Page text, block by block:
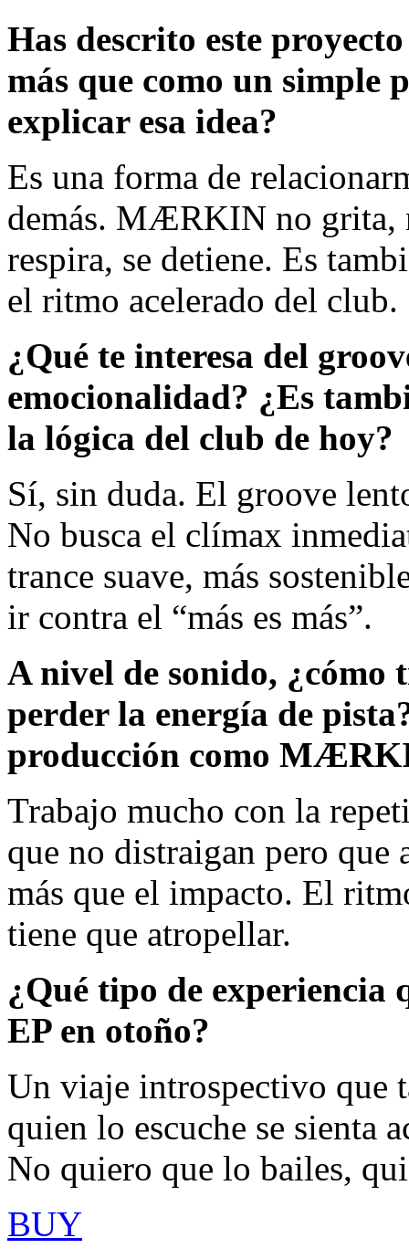
Has descrito este
más que como un simple
explicar esa idea?
Es una forma de
demás. MÆRKIN no grita,
respira, se detiene. Es
el ritmo acelerado del club.
¿Qué te interesa del
emocionalidad? ¿Es
la lógica del club de hoy?
Sí, sin duda. El groove
No busca el clímax
trance suave, más
ir contra el “más es más”.
A nivel de sonido, ¿cómo
perder la energía de
producción como
Trabajo mucho con la
que no distraigan pero que
más que el impacto. El
tiene que atropellar.
¿Qué tipo de experiencia
EP en otoño?
Un viaje introspectivo que
quien lo escuche se sienta
No quiero que lo bailes,
BUY